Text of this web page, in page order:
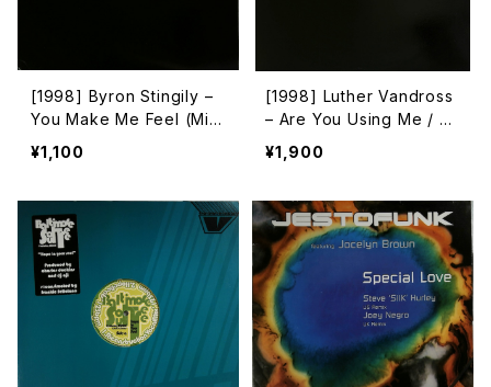
[1998] Byron Stingily –
You Make Me Feel (Mig
hty Real) [Nervous Rec
ords]
¥1,100
[1998] Luther Vandross
– Are You Using Me / Ni
ghts In Harlem [Crossin
g Movements]
¥1,900